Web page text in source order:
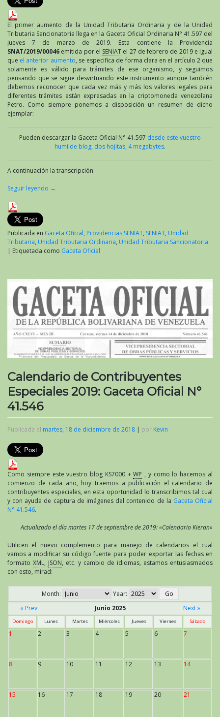
El primer aumento de la Unidad Tributaria Ordinaria y de la Unidad
Tributaria Sancionatoria llega en la Gaceta Oficial Ordinaria N° 41.597 del
jueves 7 de marzo de 2019. Esta contiene la Providencia
SNAT/2019/00046 emitida por el SENIAT el 27 de febrero de 2019 e igual
que el anterior aumento, se especifica de forma clara en el artículo 2 que
solamente es válido para trámites de ese organismo, y seguimos
pensando que se sigue desvirtuando este instrumento aunque también
debemos reconocer que cada vez más y más los valores legales para
diferentes trámites están expresadas en la criptomoneda venezolana
Petro. Como siempre ponemos a disposición un resumen de dicho
ejemplar:
Pueden descargar la Gaceta Oficial N° 41.597 desde este vuestro
humilde blog, dos hojitas, 4 megabytes.
A continuación la transcripción:
Seguir leyendo →
Publicada en Gaceta Oficial, Providencias SENIAT, SENIAT, Unidad
Tributaria, Unidad Tributaria Ordinaria, Unidad Tributaria Sancionatoria
| Etiquetada como Gaceta Oficial
Calendario de Contribuyentes
Especiales 2019: Gaceta Oficial N°
41.546
Publicada el martes, 18 de diciembre de 2018 | por Kevin
Como siempre este vuestro blog KS7000 +WP , y como lo hacemos al
comienzo de cada año, hoy traemos a publicación el calendario de
contribuyentes especiales, en esta oportunidad lo transcribimos tal cual
y con ayuda de captura de imágenes del contenido de la Gaceta Oficial
N° 41.546.
Actualizado el día martes 17 de septiembre de 2019: «Calendario Kieran»
Utilicen el nuevo complemento para manejo de calendarios el cual
vamos a modificar su código fuente para poder exportar las fechas en
formato XML, JSON, etc. y cambio de idiomas, estamos entusiasmados
con esto, mirad:
Month:
Year:
« Prev
Junio 2025 Next »
Domingo Lunes Martes Miércoles Jueves Viernes Sábado
1 2 3 4 5 6 7
8 9 10 11 12 13 14
15 16 17 18 19 20 21